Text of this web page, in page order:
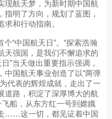
现航天梦，为新时期中国航
明了方向，规划了蓝图，
求和行动指南。
中国航天日”。“探索浩瀚
天强国，是我们不懈追求的
”当天做出重要指示强调，
中国航天事业创造了以“两弹
代表的辉煌成就，走出了一
道路，积淀了深厚博大的航
飞船，从东方红一号到嫦娥
……这一切，都见证着中国